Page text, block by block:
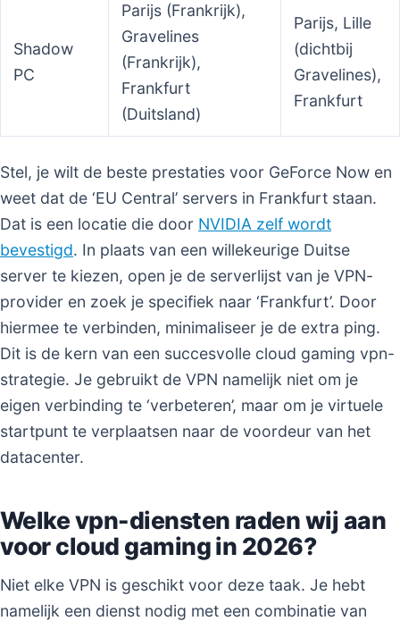
Shadow
PC
Parijs (Frankrijk),
Gravelines
(Frankrijk),
Frankfurt
(Duitsland)
Parijs, Lille
(dichtbij
Gravelines),
Frankfurt
Stel, je wilt de beste prestaties voor GeForce Now en
weet dat de ‘EU Central’ servers in Frankfurt staan.
Dat is een locatie die door NVIDIA zelf wordt
bevestigd. In plaats van een willekeurige Duitse
server te kiezen, open je de serverlijst van je VPN-
provider en zoek je specifiek naar ‘Frankfurt’. Door
hiermee te verbinden, minimaliseer je de extra ping.
Dit is de kern van een succesvolle cloud gaming vpn-
strategie. Je gebruikt de VPN namelijk niet om je
eigen verbinding te ‘verbeteren’, maar om je virtuele
startpunt te verplaatsen naar de voordeur van het
datacenter.
Welke vpn-diensten raden wij aan
voor cloud gaming in 2026?
Niet elke VPN is geschikt voor deze taak. Je hebt
namelijk een dienst nodig met een combinatie van